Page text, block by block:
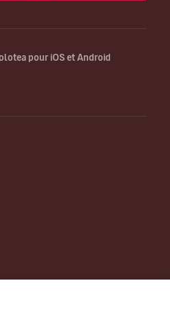
pour iOS et Android